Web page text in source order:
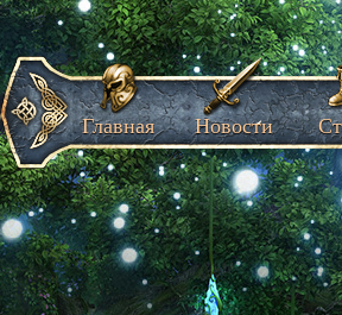
Главная Новости